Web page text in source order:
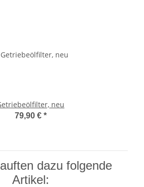
neu
79,90 € *
dazu folgende
Artikel: